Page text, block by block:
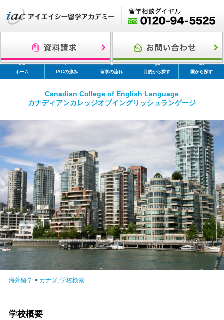
ホーム IACの強み 留学の流れ 目的から探す 国から探す
Canadian College of English Language
カナディアンカレッジオブイングリッシュランゲージ
海外留学> カナダ, 学校検索
学校概要